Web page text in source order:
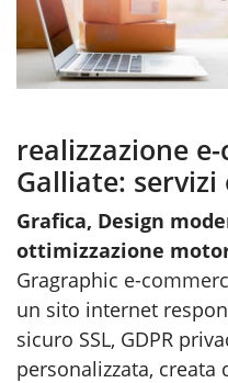
realizzazione
Galliate:
Grafica, Design
ottimizzazione
Gragraphic e-
un sito internet
sicuro SSL, GDPR
personalizzata, creata